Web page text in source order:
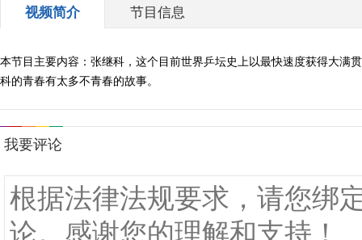
视频简介 节目信息
本节目主要内容：张继科，这个目前世界乒坛史上以最快速度获得大满
科的青春有太多不青春的故事。